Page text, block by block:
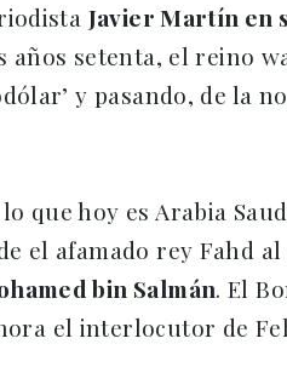
Javier Martín en
años setenta, el reino
y pasando, de la
que hoy es Arabia
el afamado rey Fahd
bin Salmán. El
el interlocutor de